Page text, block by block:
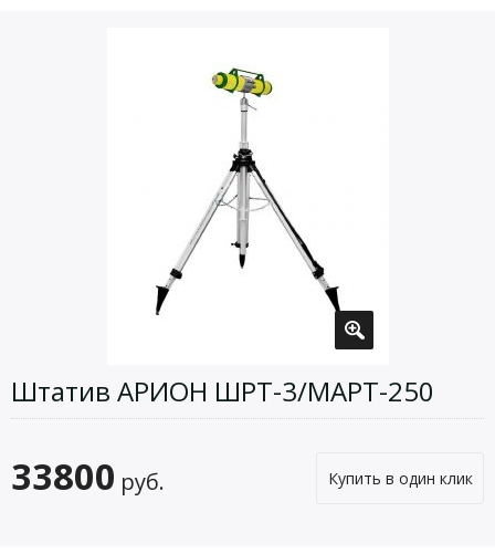
Штатив АРИОН ШРТ-3/МАРТ-250
33800 руб. Купить в один клик